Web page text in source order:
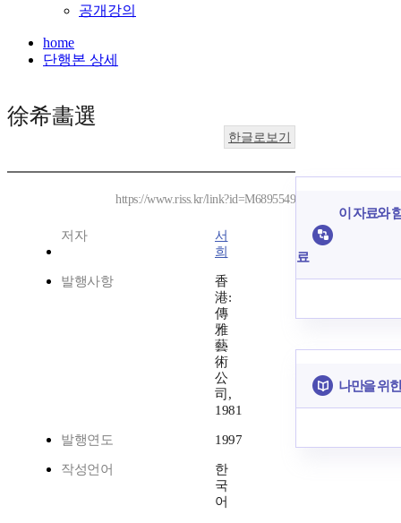
공개강의
home
단행본 상세
徐希畵選
한글로보기
https://www.riss.kr/link?id=M6895549
저자
서
희
발행사항
香
港:
傳
雅
藝
術
公
司,
1981
발행연도 1997
작성언어
한
국
어
이 자료와
료
나만을 위